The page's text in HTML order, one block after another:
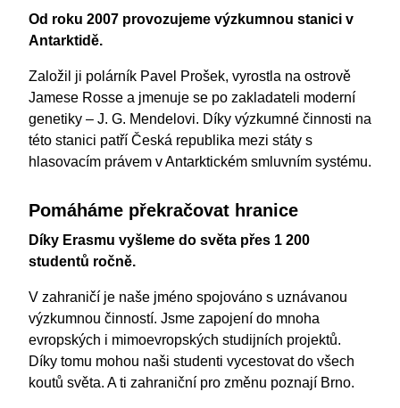
Od roku 2007 provozujeme výzkumnou stanici v
Antarktidě.
Založil ji polárník Pavel Prošek, vyrostla na ostrově
Jamese Rosse a jmenuje se po zakladateli moderní
genetiky – J. G. Mendelovi. Díky výzkumné činnosti na
této stanici patří Česká republika mezi státy s
hlasovacím právem v Antarktickém smluvním systému.
Pomáháme překračovat hranice
Díky Erasmu vyšleme do světa přes 1 200
studentů ročně.
V zahraničí je naše jméno spojováno s uznávanou
výzkumnou činností. Jsme zapojení do mnoha
evropských i mimoevropských studijních projektů.
Díky tomu mohou naši studenti vycestovat do všech
koutů světa. A ti zahraniční pro změnu poznají Brno.